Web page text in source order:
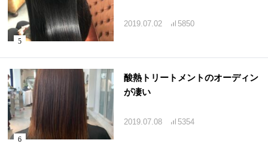
2019.07.02 5850
酸熱トリートメントのオーディン
が凄い
2019.07.08 5354